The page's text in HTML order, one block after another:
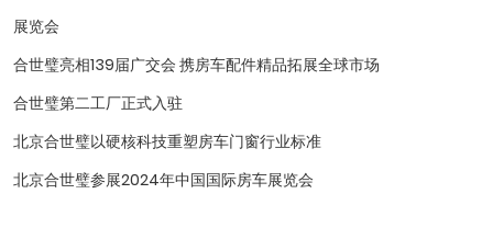
展览会
合世璧亮相139届广交会 携房车配件精品拓展全球市场
合世璧第二工厂正式入驻
北京合世璧以硬核科技重塑房车门窗行业标准
北京合世璧参展2024年中国国际房车展览会